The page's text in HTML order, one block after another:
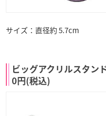
サイズ：直径約 5.7cm
ビッグアクリルスタン
0円(税込)